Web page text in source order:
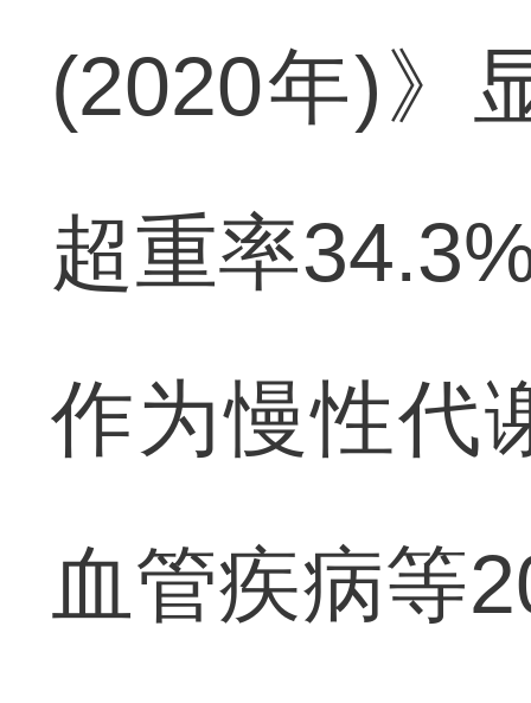
(2020年)》
超重率
作为慢性代
血管疾病等